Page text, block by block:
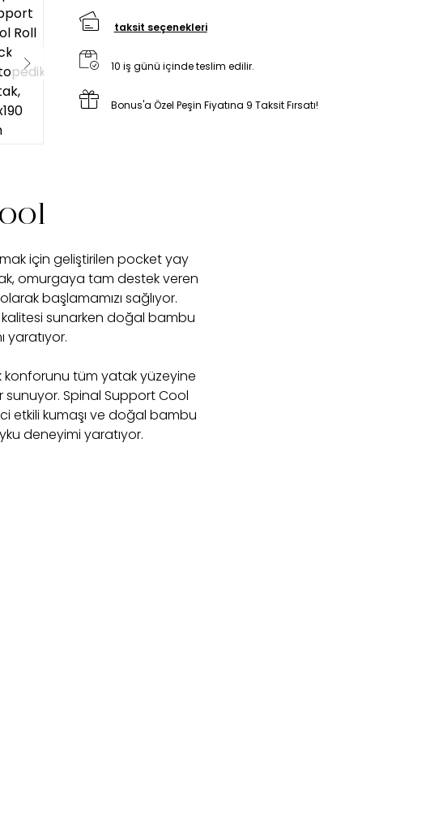
taksit seçenekleri
10 iş günü içinde teslim edilir.
Bonus'a Özel Peşin Fiyatına 9 Taksit Fırsatı!
için geliştirilen pocket yay
omurgaya tam destek veren
başlamamızı sağlıyor.
sunarken doğal bambu
yaratıyor.
konforunu tüm yatak yüzeyine
Spinal Support Cool
etkili kumaşı ve doğal bambu
deneyimi yaratıyor.